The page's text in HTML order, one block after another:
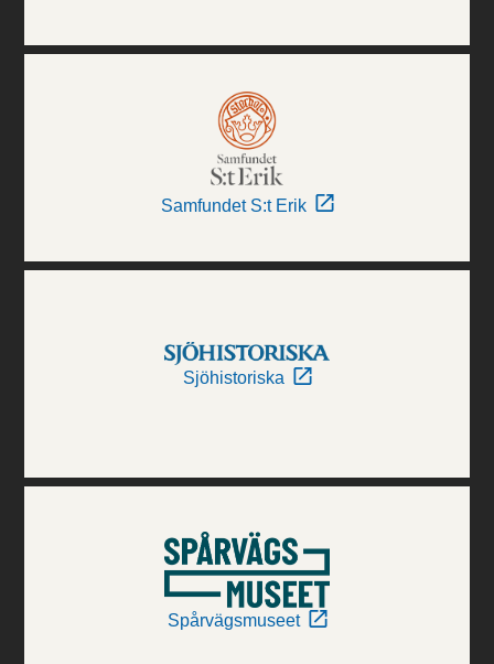
Samfundet S:t Erik
Sjöhistoriska
Spårvägsmuseet